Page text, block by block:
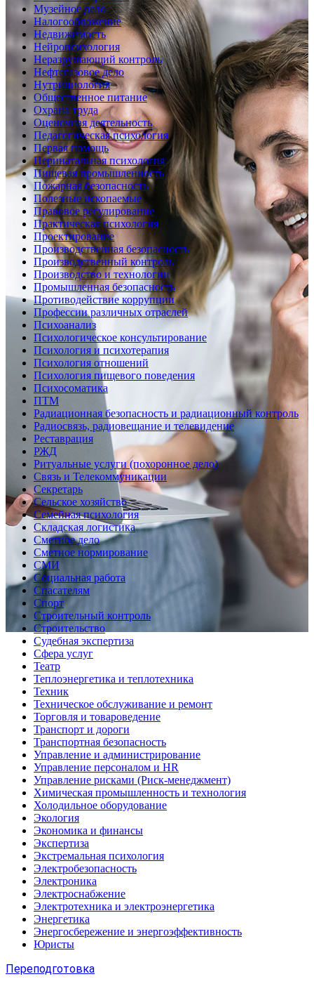
Музейное дело
Налогообложение
Недвижимость
Нейропсихология
Неразрушающий контроль
Нефтегазовое дело
Нутрициология
Общественное питание
Охрана труда
Оценочная деятельность
Педагогическая психология
Первая помощь
Перинатальная психология
Пищевая промышленность
Пожарная безопасность
Полезные ископаемые
Правовое регулирование
Практическая психология
Проектирование
Производственная безопасность
Производственный контроль
Производство и технологии
Промышленная безопасность
Противодействие коррупции
Профессии различных отраслей
Психоанализ
Психологическое консультирование
Психология и психотерапия
Психология отношений
Психология пищевого поведения
Психосоматика
ПТМ
Радиационная безопасность и радиационный контроль
Радиосвязь, радиовещание и телевидение
Реставрация
РЖД
Ритуальные услуги (похоронное дело)
Связь и Телекоммуникации
Секретарь
Сельское хозяйство
Семейная психология
Складская логистика
Сметное дело
Сметное нормирование
СМИ
Социальная работа
Спасателям
Спорт
Строительный контроль
Строительство
Судебная экспертиза
Сфера услуг
Театр
Теплоэнергетика и теплотехника
Техник
Техническое обслуживание и ремонт
Торговля и товароведение
Транспорт и дороги
Транспортная безопасность
Управление и администрирование
Управление персоналом и HR
Управление рисками (Риск-менеджмент)
Химическая промышленность и технология
Холодильное оборудование
Экология
Экономика и финансы
Экспертиза
Экстремальная психология
Электробезопасность
Электроника
Электроснабжение
Электротехника и электроэнергетика
Энергетика
Энергосбережение и энергоэффективность
Юристы
Переподготовка